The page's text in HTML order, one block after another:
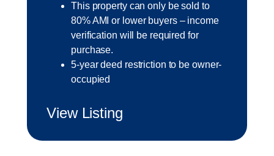
This property can only be sold to
80% AMI or lower buyers – income
verification will be required for
purchase.
5-year deed restriction to be owner-
occupied
View Listing